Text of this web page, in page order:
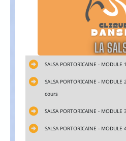
SALSA PORTORICAINE -
SALSA PORTORICAINE -
cours
SALSA PORTORICAINE -
SALSA PORTORICAINE -